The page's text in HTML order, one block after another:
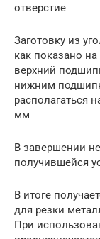
отверстие
Заготовку из
как показано
верхний
нижним
располагаться
мм
В завершении
получившейся
В итоге
для резки
При